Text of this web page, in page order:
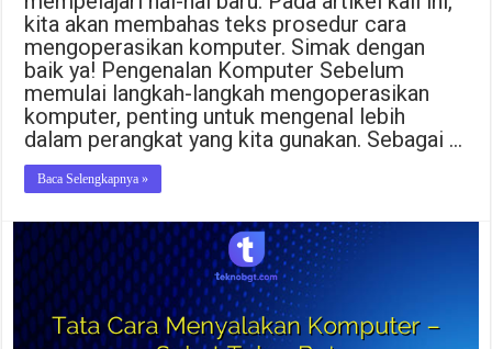
kita akan membahas teks prosedur cara
mengoperasikan komputer. Simak dengan
baik ya! Pengenalan Komputer Sebelum
memulai langkah-langkah mengoperasikan
komputer, penting untuk mengenal lebih
dalam perangkat yang kita gunakan. Sebagai …
Baca Selengkapnya »